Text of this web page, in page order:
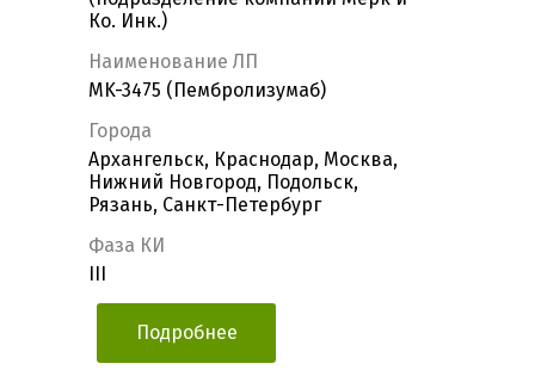
Ко. Инк.)
Наименование ЛП
MK-3475 (Пембролизумаб)
Города
Архангельск, Краснодар, Москва,
Нижний Новгород, Подольск,
Рязань, Санкт-Петербург
Фаза КИ
Подробнее